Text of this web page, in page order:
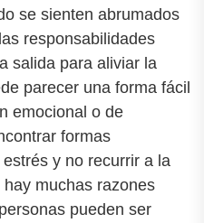
se sienten abrumados
responsabilidades
salida para aliviar la
parecer una forma fácil
emocional o de
formas
y no recurrir a la
muchas razones
pueden ser